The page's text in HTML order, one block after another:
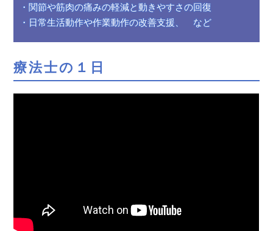
・関節や筋肉の痛みの軽減と動きやすさの回復
・日常生活動作や作業動作の改善支援、 など
療法士の１日